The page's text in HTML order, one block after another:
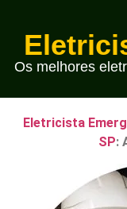
Os melhores
Eletricista
SP: